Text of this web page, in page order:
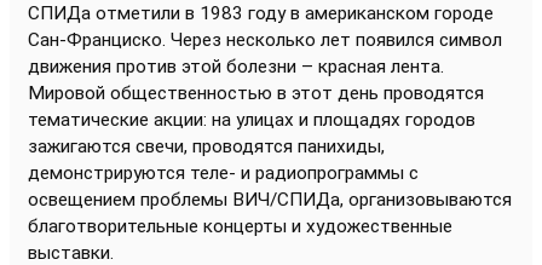
СПИДа отметили в 1983 году в американском городе
Сан-Франциско. Через несколько лет появился символ
движения против этой болезни – красная лента.
Мировой общественностью в этот день проводятся
тематические акции: на улицах и площадях городов
зажигаются свечи, проводятся панихиды,
демонстрируются теле- и радиопрограммы с
освещением проблемы ВИЧ/СПИДа, организовываются
благотворительные концерты и художественные
выставки.